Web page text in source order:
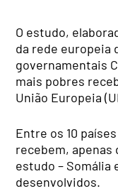
O estudo,
da rede europeia
governamentais
mais pobres
União Europeia
Entre os 10
recebem,
estudo – Somália
desenvolvidos.